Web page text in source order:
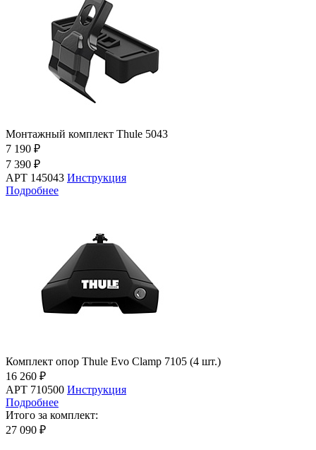
Монтажный комплект Thule 5043
7 190 ₽
7 390 ₽
АРТ 145043 Инструкция
Подробнее
Комплект опор Thule Evo Clamp 7105 (4 шт.)
16 260 ₽
АРТ 710500 Инструкция
Подробнее
Итого за комплект:
27 090 ₽